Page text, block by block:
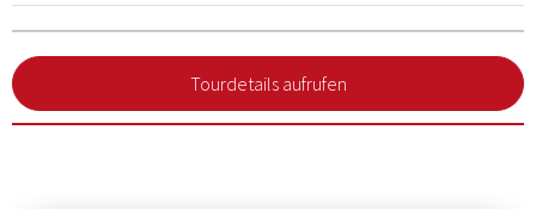
Tourdetails aufrufen